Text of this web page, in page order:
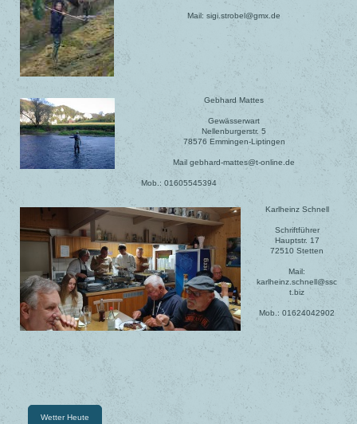
Mail: sigi.strobel@gmx.de
Gebhard Mattes
Gewässerwart
Nellenburgerstr. 5
78576 Emmingen-Liptingen
Mail gebhard-mattes@t-online.de
Mob.: 01605545394
Karlheinz Schnell
Schriftführer
Hauptstr. 17
72510 Stetten
Mail:
karlheinz.schnell@ssc
t.biz
Mob.: 01624042902
Wetter Heute